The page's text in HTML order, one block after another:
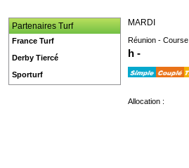
MARDI
Réunion - Course
h -
Allocation :
Partenaires Turf
France Turf
Derby Tiercé
Sporturf